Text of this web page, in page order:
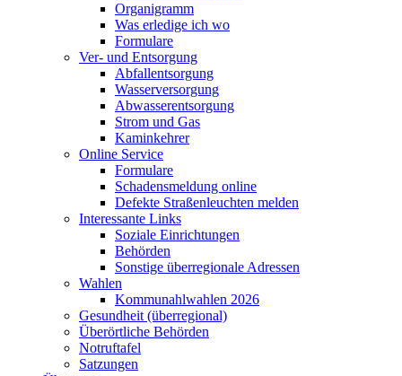
Organigramm
Was erledige ich wo
Formulare
Ver- und Entsorgung
Abfallentsorgung
Wasserversorgung
Abwasserentsorgung
Strom und Gas
Kaminkehrer
Online Service
Formulare
Schadensmeldung online
Defekte Straßenleuchten melden
Interessante Links
Soziale Einrichtungen
Behörden
Sonstige überregionale Adressen
Wahlen
Kommunahlwahlen 2026
Gesundheit (überregional)
Überörtliche Behörden
Notruftafel
Satzungen